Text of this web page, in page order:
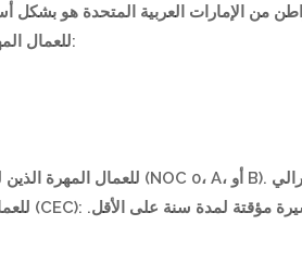
من الإمارات العربية المتحدة هو
للعمال المهرة للحصول على الإقامة الدائمة في كندا. إليك دليل خطوة بخطوة للتقديم للدخول السريع من الإمارات: